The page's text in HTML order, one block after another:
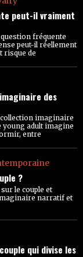
peut-il vraiment
fréquente
peut-il réellement
risque de
des
imaginaire
young adult imagine
entre
?
le couple et
narratif et
qui divise les